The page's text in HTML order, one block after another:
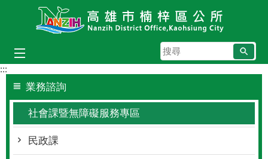
跳到主要內容區塊
搜
尋
:::
業務諮詢
社會課暨無障礙服務專區
民政課